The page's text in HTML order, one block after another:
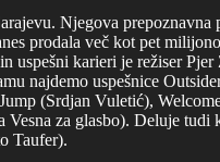
Njegova
prodala več kot pet
uspešni karieri je režiser
najdemo uspešnice
(Srdjan Vuletić),
za glasbo). Deluje
Taufer).